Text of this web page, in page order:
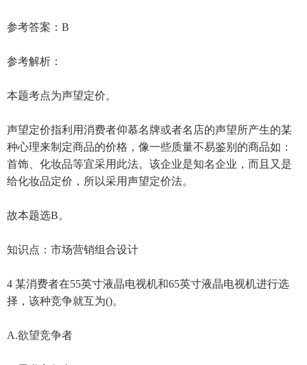
参考答案：B
参考解析：
本题考点为声望定价。
声望定价指利用消费者仰慕名牌或者名店的声望所产生的某
种心理来制定商品的价格，像一些质量不易鉴别的商品如：
首饰、化妆品等宜采用此法。该企业是知名企业，而且又是
给化妆品定价，所以采用声望定价法。
故本题选B。
知识点：市场营销组合设计
4 某消费者在55英寸液晶电视机和65英寸液晶电视机进行选
择，该种竞争就互为()。
A.欲望竞争者